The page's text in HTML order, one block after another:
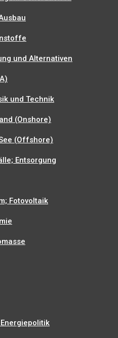
und Alternativen
und Technik
(Onshore)
(Offshore)
Entsorgung
Fotovoltaik